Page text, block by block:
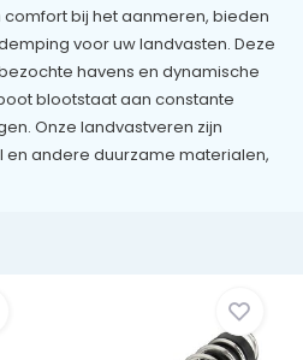
bij het aanmeren, bieden
voor uw landvasten. Deze
havens en dynamische
blootstaat aan constante
Onze landvastveren zijn
en andere duurzame materialen,